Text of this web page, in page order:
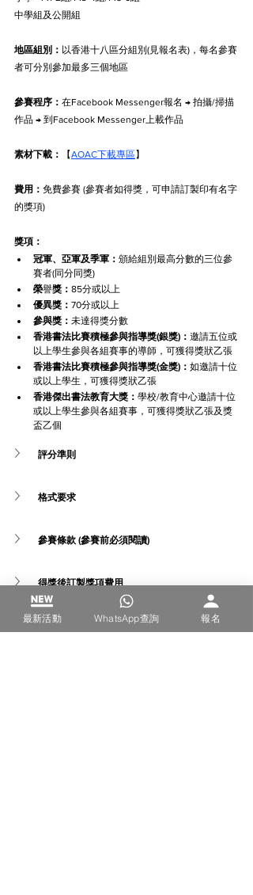
中學組及公開組
地區組別： 以香港十八區分組別(見報名表)，每名參賽
者可分別參加最多三個地區
參賽程序： 在Facebook Messenger報名 → 拍攝/掃描
作品 → 到Facebook Messenger上載作品
素材下載： 【AOAC下載專區 】
費用： 免費參賽 (參賽者如得獎，可申請訂製印有名字
的獎項)
獎項：
冠軍、亞軍及季軍： 頒給組別最高分數的三位參
賽者(同分同獎)
榮譽獎： 85分或以上
優異獎： 70分或以上
參與獎： 未達得獎分數
香港書法比賽積極參與指導獎(銀獎)： 邀請五位或
以上學生參與各組賽事的導師，可獲得獎狀乙張
香港書法比賽積極參與指導獎(金獎)： 如邀請十位
或以上學生，可獲得獎狀乙張
香港傑出書法教育大獎： 學校/教育中心邀請十位
或以上學生參與各組賽事，可獲得獎狀乙張及獎
盃乙個
評分準則
格式要求
參賽條款 (參賽前必須閱讀)
得獎後訂製獎項費用
最新活動 WhatsApp查詢 報名